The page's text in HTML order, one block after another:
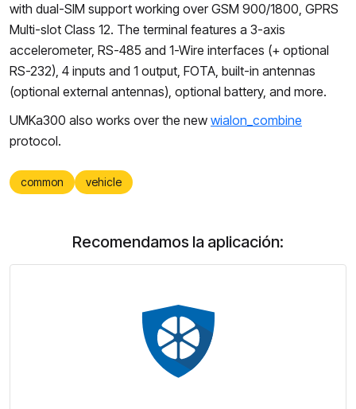
with dual-SIM support working over GSM 900/1800, GPRS
Multi-slot Class 12. The terminal features a 3-axis
accelerometer, RS-485 and 1-Wire interfaces (+ optional
RS-232), 4 inputs and 1 output, FOTA, built-in antennas
(optional external antennas), optional battery, and more.
UMKa300 also works over the new wialon_combine
protocol.
common vehicle
Recomendamos la aplicación: